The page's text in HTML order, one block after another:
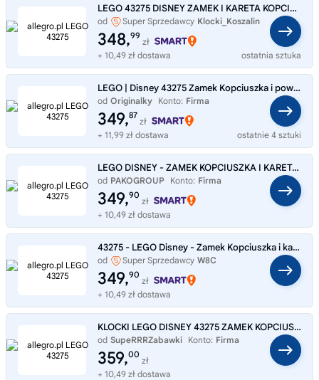
LEGO 43275 DISNEY ZAMEK I KARETA KOPCIUSZKA
od Super Sprzedawcy Klocki_Koszalin
348,99
zł
+ 10,49 zł dostawa
ostatnia sztuka
LEGO | Disney 43275 Zamek Kopciuszka i powóz z końmi
od Originalky Konto: Firma
349,87
zł
+ 11,99 zł dostawa
ostatnie 4 sztuki
LEGO DISNEY - ZAMEK KOPCIUSZKA I KARETA ZESTAW KLOCKÓW - 43275
od PAKOGROUP Konto: Firma
349,90
zł
+ 10,49 zł dostawa
43275 - LEGO Disney - Zamek Kopciuszka i kareta
od Super Sprzedawcy W8C
349,90
zł
+ 10,49 zł dostawa
KLOCKI LEGO DISNEY 43275 ZAMEK KOPCIUSZKA Z KARETĄ FIGURKAMI 596EL. PREZENT
od SupeRRRZabawki Konto: Firma
359,00
zł
+ 10,49 zł dostawa